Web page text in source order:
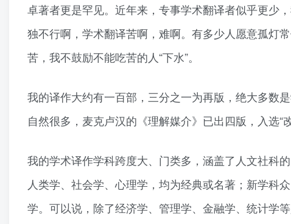
卓著者更是罕见。近年来，专事学术翻译者似乎更少
独不行啊，学术翻译苦啊，难啊。有多少人愿意孤灯
苦，我不鼓励不能吃苦的人“下水”。
我的译作大约有一百部，三分之一为再版，绝大多数
自然很多，麦克卢汉的《理解媒介》已出四版，入选“
我的学术译作学科跨度大、门类多，涵盖了人文社科
人类学、社会学、心理学，均为经典或名著；新学科
学。可以说，除了经济学、管理学、金融学、统计学